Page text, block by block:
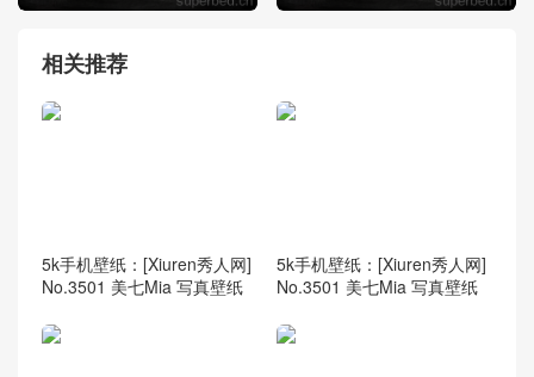
相关推荐
5k手机壁纸：[Xiuren秀人网]
No.3501 美七Mia 写真壁纸
5k手机壁纸：[Xiuren秀人网]
No.3501 美七Mia 写真壁纸